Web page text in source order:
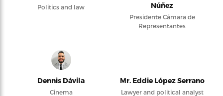
Politics and law
Núñez
Presidente Cámara de
Representantes
Dennis Dávila
Cinema
Mr. Eddie López Serrano
Lawyer and political analyst